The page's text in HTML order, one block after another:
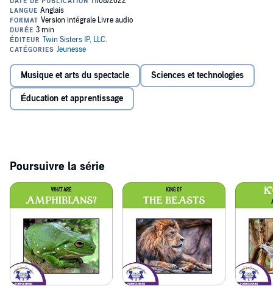
Musique et arts du spectacle Sciences et technologies
Éducation et apprentissage
Poursuivre la série